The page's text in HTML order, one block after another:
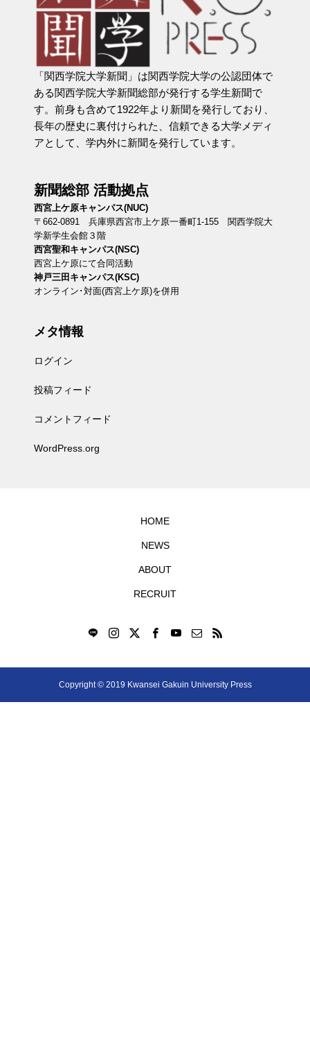
「関西学院大学新聞」は関西学院大学の公認団体で
ある関西学院大学新聞総部が発行する学生新聞で
す。前身も含めて1922年より新聞を発行しており、
長年の歴史に裏付けられた、信頼できる大学メディ
アとして、学内外に新聞を発行しています。
新聞総部 活動拠点
西宮上ケ原キャンパス(NUC)
〒662-0891 兵庫県西宮市上ケ原一番町1-155 関西学院大
学新学生会館３階
西宮聖和キャンパス(NSC)
西宮上ケ原にて合同活動
神戸三田キャンパス(KSC)
オンライン･対面(西宮上ケ原)を併用
メタ情報
ログイン
投稿フィード
コメントフィード
WordPress.org
HOME
NEWS
ABOUT
RECRUIT
Copyright © 2019 Kwansei Gakuin University Press